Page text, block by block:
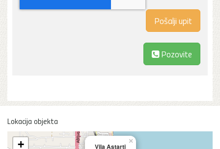
Pozovite
Lokacija objekta
Vila Astarti
×
+